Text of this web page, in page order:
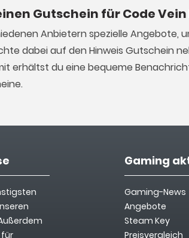
Gutschein für Code
Anbietern spezielle Angebote,
dabei auf den Hinweis Gutschein
erhältst du eine bequeme
für
Gaming
Gaming-News
Angebote
Steam Key
Preisvergleich